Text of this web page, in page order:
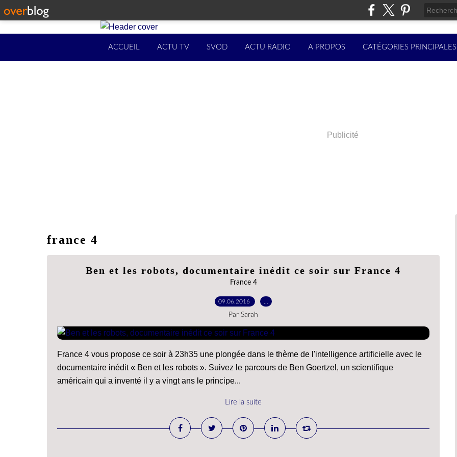
ACCUEIL ACTU TV SVOD ACTU RADIO A PROPOS CATÉGORIES PRINCIPALES
Publicité
france 4
Ben et les robots, documentaire inédit ce soir sur France 4
France 4
09.06.2016
Par Sarah
France 4 vous propose ce soir à 23h35 une plongée dans le thème de l'intelligence artificielle avec le
documentaire inédit « Ben et les robots ». Suivez le parcours de Ben Goertzel, un scientifique
américain qui a inventé il y a vingt ans le principe...
Lire la suite